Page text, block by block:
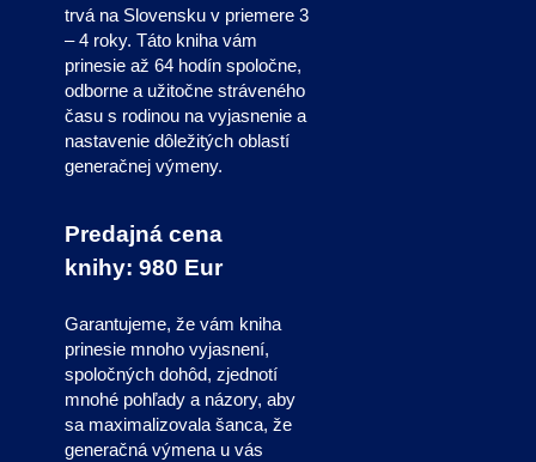
trvá na Slovensku v priemere 3
– 4 roky. Táto kniha vám
prinesie až 64 hodín spoločne,
odborne a užitočne stráveného
času s rodinou na vyjasnenie a
nastavenie dôležitých oblastí
generačnej výmeny.
Predajná cena
knihy: 980 Eur
Garantujeme, že vám kniha
prinesie mnoho vyjasnení,
spoločných dohôd, zjednotí
mnohé pohľady a názory, aby
sa maximalizovala šanca, že
generačná výmena u vás